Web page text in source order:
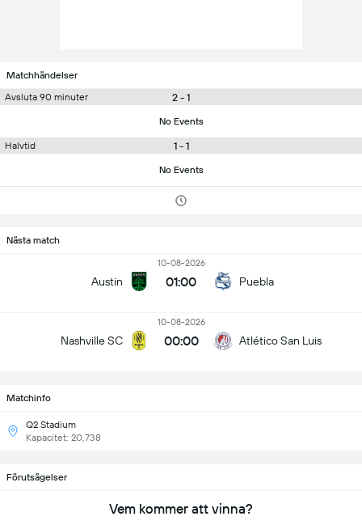
Matchhändelser
Avsluta 90 minuter
2 - 1
No Events
Halvtid 1 - 1
No Events
Nästa match
Austin
10-08-2026
01:00 Puebla
Nashville SC
10-08-2026
00:00 Atlético San Luis
Matchinfo
Q2 Stadium
Kapacitet: 20,738
Förutsägelser
Vem kommer att vinna?